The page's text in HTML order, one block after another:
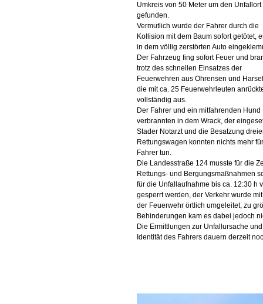
Umkreis von 50 Meter um den Unfallort
gefunden.
Vermutlich wurde der Fahrer durch die
Kollision mit dem Baum sofort getötet,
in dem völlig zerstörten Auto
Der Fahrzeug fing sofort Feuer und
trotz des schnellen Einsatzes der
Feuerwehren aus Ohrensen und
die mit ca. 25 Feuerwehrleuten
vollständig aus.
Der Fahrer und ein mitfahrenden Hund
verbrannten in dem Wrack, der
Stader Notarzt und die Besatzung
Rettungswagen konnten nichts mehr
Fahrer tun.
Die Landesstraße 124 musste für die
Rettungs- und Bergungsmaßnahmen
für die Unfallaufnahme bis ca. 12:30 h
gesperrt werden, der Verkehr wurde
der Feuerwehr örtlich umgeleitet, zu
Behinderungen kam es dabei jedoch
Die Ermittlungen zur Unfallursache
Identität des Fahrers dauern derzeit